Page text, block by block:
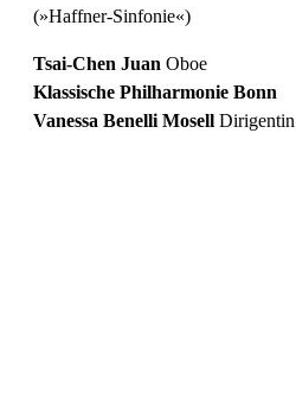
(»Haffner-Sinfonie«)
Tsai-Chen Juan Oboe
Klassische Philharmonie Bonn
Vanessa Benelli Mosell Dirigentin